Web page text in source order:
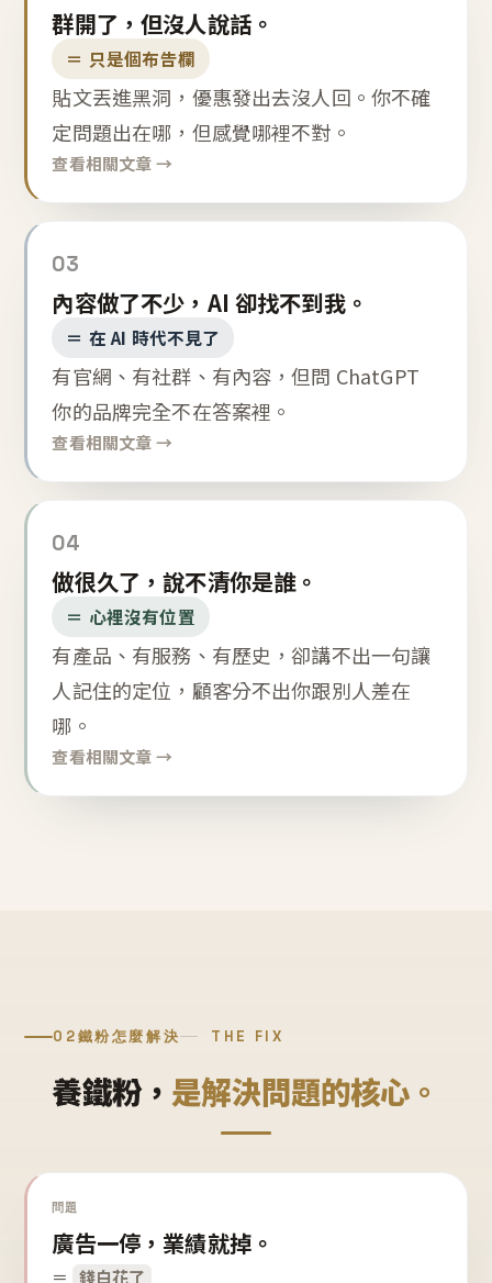
群開了，但沒人說話。
＝ 只是個布告欄
貼文丟進黑洞，優惠發出去沒人回。你不確
定問題出在哪，但感覺哪裡不對。
查看相關文章 →
03
內容做了不少，AI 卻找不到我。
＝ 在 AI 時代不見了
有官網、有社群、有內容，但問 ChatGPT
你的品牌完全不在答案裡。
查看相關文章 →
04
做很久了，說不清你是誰。
＝ 心裡沒有位置
有產品、有服務、有歷史，卻講不出一句讓
人記住的定位，顧客分不出你跟別人差在
哪。
查看相關文章 →
02鐵粉怎麼解決 THE FIX
養鐵粉， 是解決問題的核心。
問題
廣告一停，業績就掉。
＝ 錢白花了